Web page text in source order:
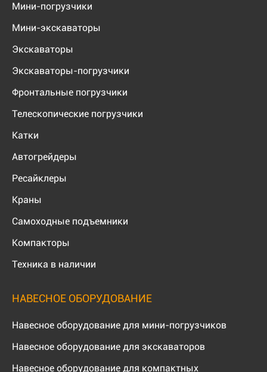
Мини-погрузчики
Мини-экскаваторы
Экскаваторы
Экскаваторы-погрузчики
Фронтальные погрузчики
Телескопические погрузчики
Катки
Автогрейдеры
Ресайклеры
Краны
Самоходные подъемники
Компакторы
Техника в наличии
НАВЕСНОЕ ОБОРУДОВАНИЕ
Навесное оборудование для мини-погрузчиков
Навесное оборудование для экскаваторов
Навесное оборудование для компактных